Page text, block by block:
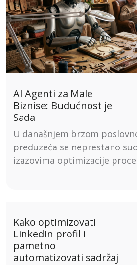
AI Agenti za Male
Biznise: Budućnost je
Sada
U današnjem brzom
preduzeća se neprestano
izazovima optimizacije
Kako optimizovati
LinkedIn profil i
pametno
automatizovati sadržaj